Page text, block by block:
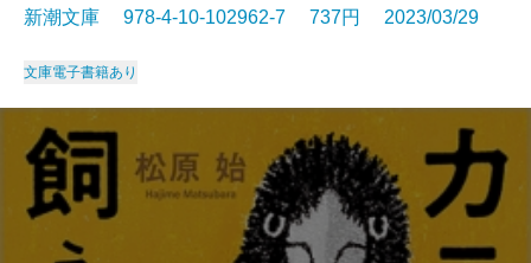
新潮文庫 978-4-10-102962-7 737円 2023/03/29
文庫電子書籍あり